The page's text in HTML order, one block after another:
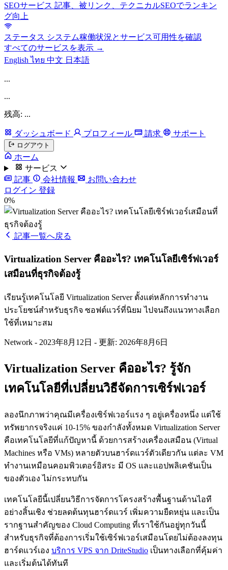
SEOサービス 記事、被リンク、テクニカルSEOでランキン
グ向上
ステータス システム稼働状況とサービス可用性を確認
すべてのサービスを表示 →
Englishไทย 中文 日本語
...
...
残高: ...
ダッシュボード プロフィール 請求 サポート
ログアウト
ホーム
サービス
記事
会社情報
お問い合わせ
ログイン 登録
0%
記事一覧へ戻る
Virtualization Server คืออะไร? เทคโนโลยีเซิร์ฟเวอร์
เสมือนที่ธุรกิจต้องรู้
เรียนรู้เทคโนโลยี Virtualization Server ตั้งแต่หลักการทำงาน
ประโยชน์สำหรับธุรกิจ ซอฟต์แวร์ที่นิยม ไปจนถึงแนวทางเลือก
ใช้ที่เหมาะสม
Network - 2023年8月12日 - 更新: 2026年8月6日
Virtualization Server คืออะไร? รู้จัก
เทคโนโลยีที่เปลี่ยนวิธีจัดการเซิร์ฟเวอร์
ลองนึกภาพว่าคุณมีเครื่องเซิร์ฟเวอร์แรง ๆ อยู่เครื่องหนึ่ง แต่ใช้
ทรัพยากรจริงแค่ 10-15% ของกำลังทั้งหมด Virtualization Server
คือเทคโนโลยีที่แก้ปัญหานี้ ด้วยการสร้างเครื่องเสมือน (Virtual
Machines หรือ VMs) หลายตัวบนฮาร์ดแวร์ตัวเดียวกัน แต่ละ VM
ทำงานเหมือนคอมพิวเตอร์อิสระ มี OS และแอปพลิเคชันเป็น
ของตัวเอง ไม่กระทบกัน
เทคโนโลยีนี้เปลี่ยนวิธีการจัดการโครงสร้างพื้นฐานด้านไอที
อย่างสิ้นเชิง ช่วยลดต้นทุนฮาร์ดแวร์ เพิ่มความยืดหยุ่น และเป็น
รากฐานสำคัญของ Cloud Computing ที่เราใช้กันอยู่ทุกวันนี้
สำหรับธุรกิจที่ต้องการเริ่มใช้เซิร์ฟเวอร์เสมือนโดยไม่ต้องลงทุน
ฮาร์ดแวร์เอง บริการ VPS จาก DriteStudio เป็นทางเลือกที่คุ้มค่า
และเริ่มต้นได้ทันที